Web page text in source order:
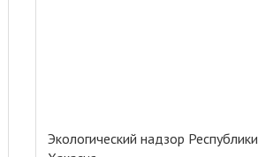
Экологический надзор Республики